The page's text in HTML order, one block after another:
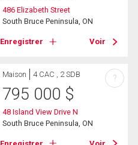
486 Elizabeth Street
South Bruce Peninsula, ON
Enregistrer Voir
Maison 4 CAC , 2 SDB
795 000 $
48 Island View Drive N
South Bruce Peninsula, ON
?